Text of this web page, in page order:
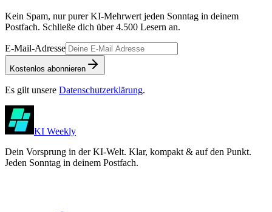
Kein Spam, nur purer KI-Mehrwert jeden Sonntag in deinem
Postfach. Schließe dich über4.500 Lesern an.
E-Mail-Adresse
Kostenlos abonnieren
Es gilt unsere Datenschutzerklärung.
KI Weekly
Dein Vorsprung in der KI-Welt. Klar, kompakt & auf den Punkt.
Jeden Sonntag in deinem Postfach.